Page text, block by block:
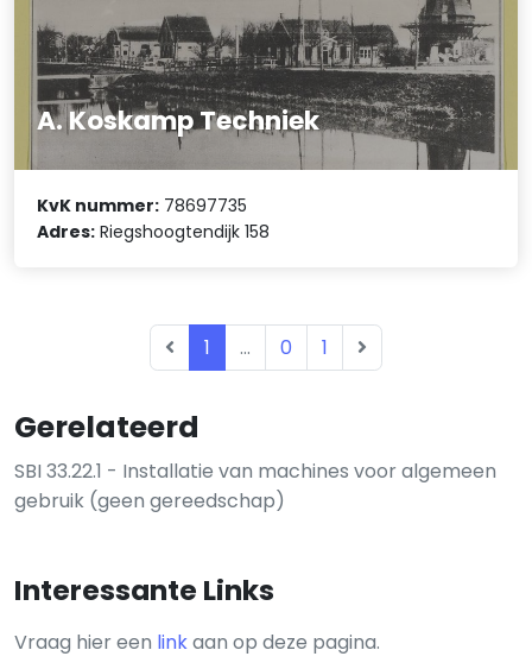
Gerelateerd
SBI 33.22.1 - Installatie van machines voor algemeen
gebruik (geen gereedschap)
Interessante Links
Vraag hier een linkaan op deze pagina.
A. Koskamp Techniek
KvK nummer: 78697735
Adres: Riegshoogtendijk 158
1 ... 0 1